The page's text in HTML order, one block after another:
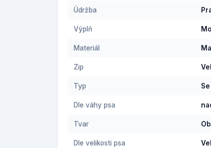
Údržba
Výplň
Materiál
Zip
Typ
Dle váhy psa
Tvar
Dle velikosti psa